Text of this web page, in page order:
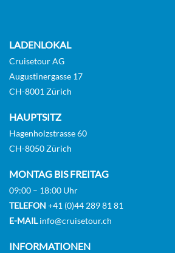
LADENLOKAL
Cruisetour AG
Augustinergasse 17
CH-8001 Zürich
HAUPTSITZ
Hagenholzstrasse 60
CH-8050 Zürich
MONTAG BIS FREITAG
09:00 – 18:00 Uhr
TELEFON +41 (0)44 289 81 81
E-MAILinfo@cruisetour.ch
INFORMATIONEN